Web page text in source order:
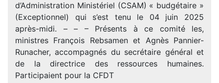
d’Administration Ministériel (CSAM) « budgétaire »
(Exceptionnel) qui s’est tenu le 04 juin 2025
après-midi. – – – Présents à ce comité les,
ministres François Rebsamen et Agnès Pannier-
Runacher, accompagnés du secrétaire général et
de la directrice des ressources humaines.
Participaient pour la CFDT